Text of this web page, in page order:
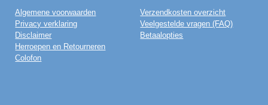
Algemene voorwaarden
Privacy verklaring
Disclaimer
Herroepen en Retourneren
Colofon
Verzendkosten overzicht
Veelgestelde vragen (FAQ)
Betaalopties